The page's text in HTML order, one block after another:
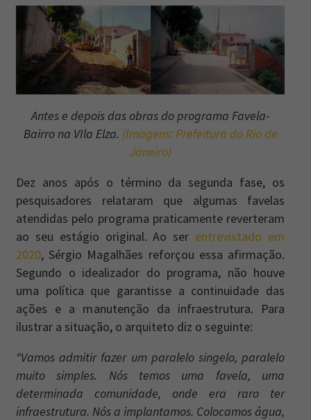
Antes e depois das obras do programa Favela-
Bairro na VIla Elza. (Imagens: Prefeitura do Rio de
Janeiro)
Dez anos após o término da segunda fase, os
pesquisadores relataram que algumas favelas
atendidas pelo programa praticamente reverteram
ao seu estágio original. Ao ser entrevistado em
2020, Sérgio Magalhães reforçou essa afirmação.
Segundo o idealizador do programa, não houve
uma política que garantisse a continuidade das
ações e a manutenção da infraestrutura. Para
ilustrar a situação, o arquiteto diz o seguinte:
“Vamos admitir fazer um paralelo singelo, paralelo
muito simples. Nós temos uma favela, uma
determinada comunidade, onde era raro ter
infraestrutura. Nós a implantamos. Colocamos água,